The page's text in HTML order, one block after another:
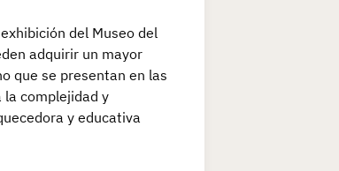
del Museo del
adquirir un mayor
que se presentan en las
complejidad y
y educativa